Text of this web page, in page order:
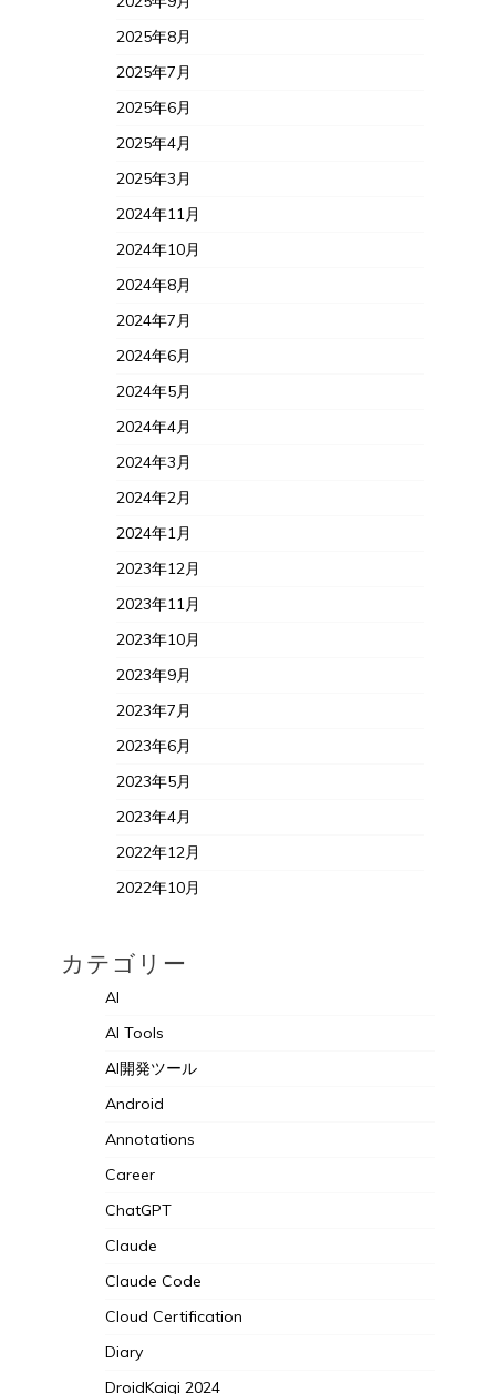
2025年8月
2025年7月
2025年6月
2025年4月
2025年3月
2024年11月
2024年10月
2024年8月
2024年7月
2024年6月
2024年5月
2024年4月
2024年3月
2024年2月
2024年1月
2023年12月
2023年11月
2023年10月
2023年9月
2023年7月
2023年6月
2023年5月
2023年4月
2022年12月
2022年10月
カテゴリー
AI
AI Tools
AI開発ツール
Android
Annotations
Career
ChatGPT
Claude
Claude Code
Cloud Certification
Diary
DroidKaigi 2024